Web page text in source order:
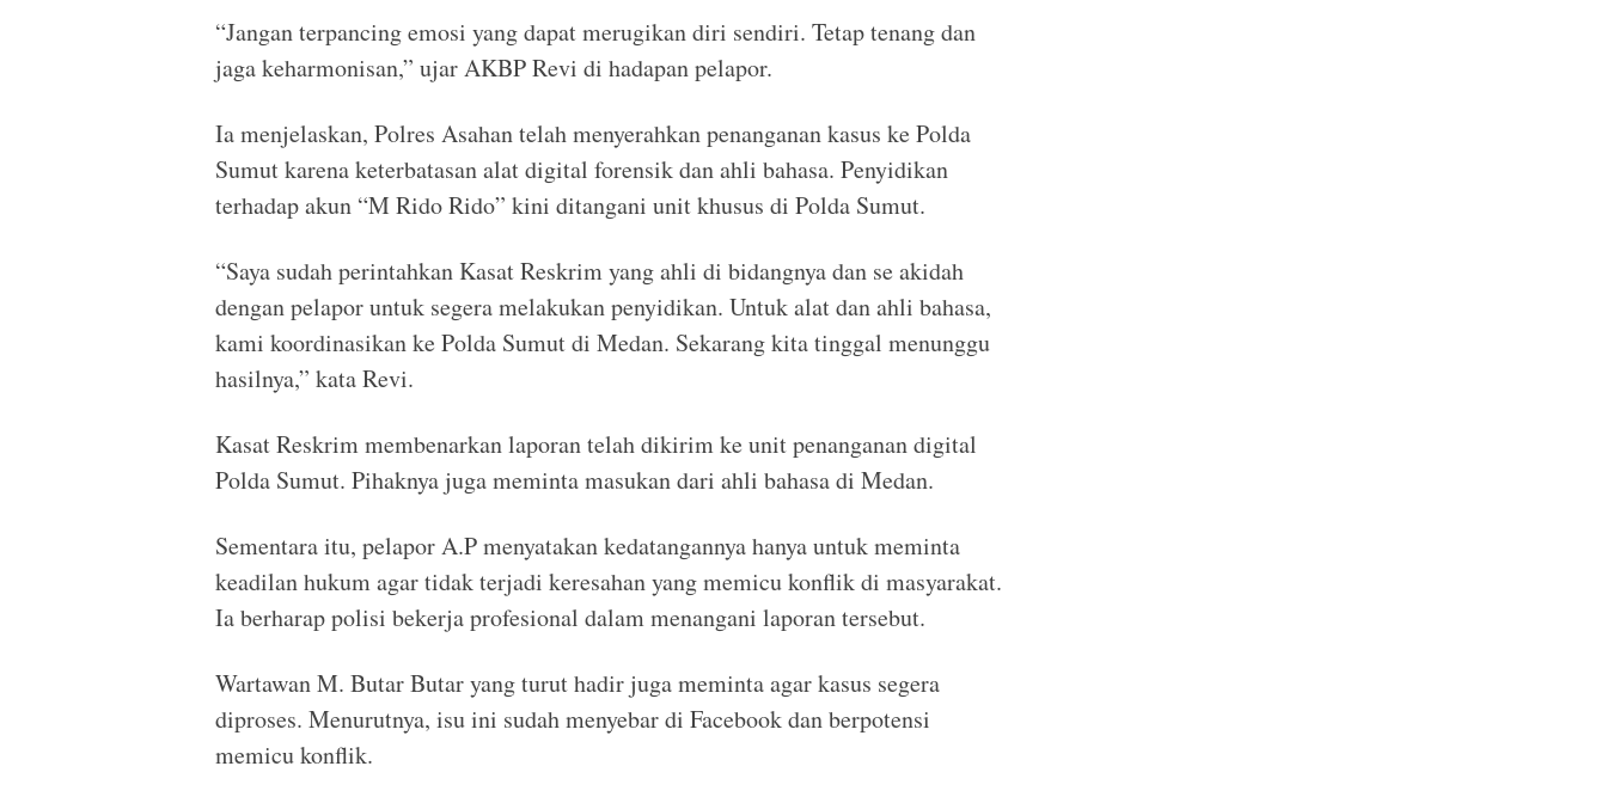
“Jangan terpancing emosi yang dapat merugikan diri sendiri. Tetap tenang dan
jaga keharmonisan,” ujar AKBP Revi di hadapan pelapor.
Ia menjelaskan, Polres Asahan telah menyerahkan penanganan kasus ke Polda
Sumut karena keterbatasan alat digital forensik dan ahli bahasa. Penyidikan
terhadap akun “M Rido Rido” kini ditangani unit khusus di Polda Sumut.
“Saya sudah perintahkan Kasat Reskrim yang ahli di bidangnya dan se akidah
dengan pelapor untuk segera melakukan penyidikan. Untuk alat dan ahli bahasa,
kami koordinasikan ke Polda Sumut di Medan. Sekarang kita tinggal menunggu
hasilnya,” kata Revi.
Kasat Reskrim membenarkan laporan telah dikirim ke unit penanganan digital
Polda Sumut. Pihaknya juga meminta masukan dari ahli bahasa di Medan.
Sementara itu, pelapor A.P menyatakan kedatangannya hanya untuk meminta
keadilan hukum agar tidak terjadi keresahan yang memicu konflik di masyarakat.
Ia berharap polisi bekerja profesional dalam menangani laporan tersebut.
Wartawan M. Butar Butar yang turut hadir juga meminta agar kasus segera
diproses. Menurutnya, isu ini sudah menyebar di Facebook dan berpotensi
memicu konflik.